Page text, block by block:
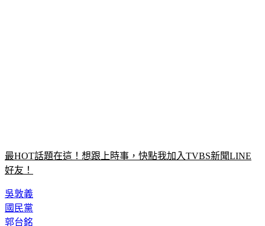
最HOT話題在這！想跟上時事，快點我加入TVBS新聞LINE
好友！
吳敦義
國民黨
郭台銘